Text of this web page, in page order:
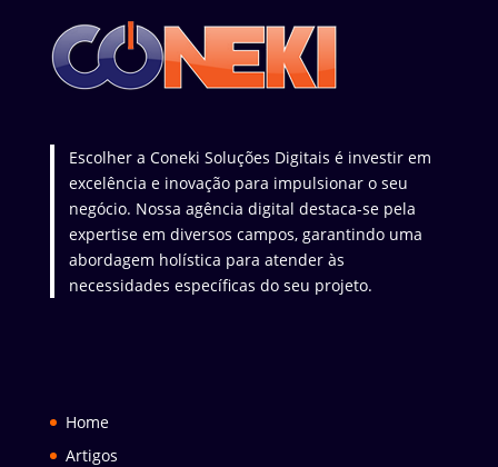
Escolher a Coneki Soluções Digitais é investir em
excelência e inovação para impulsionar o seu
negócio. Nossa agência digital destaca-se pela
expertise em diversos campos, garantindo uma
abordagem holística para atender às
necessidades específicas do seu projeto.
Home
Artigos